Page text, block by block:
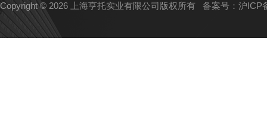
Copyright © 2026 上海亨托实业有限公司版权所有 备案号：沪ICP